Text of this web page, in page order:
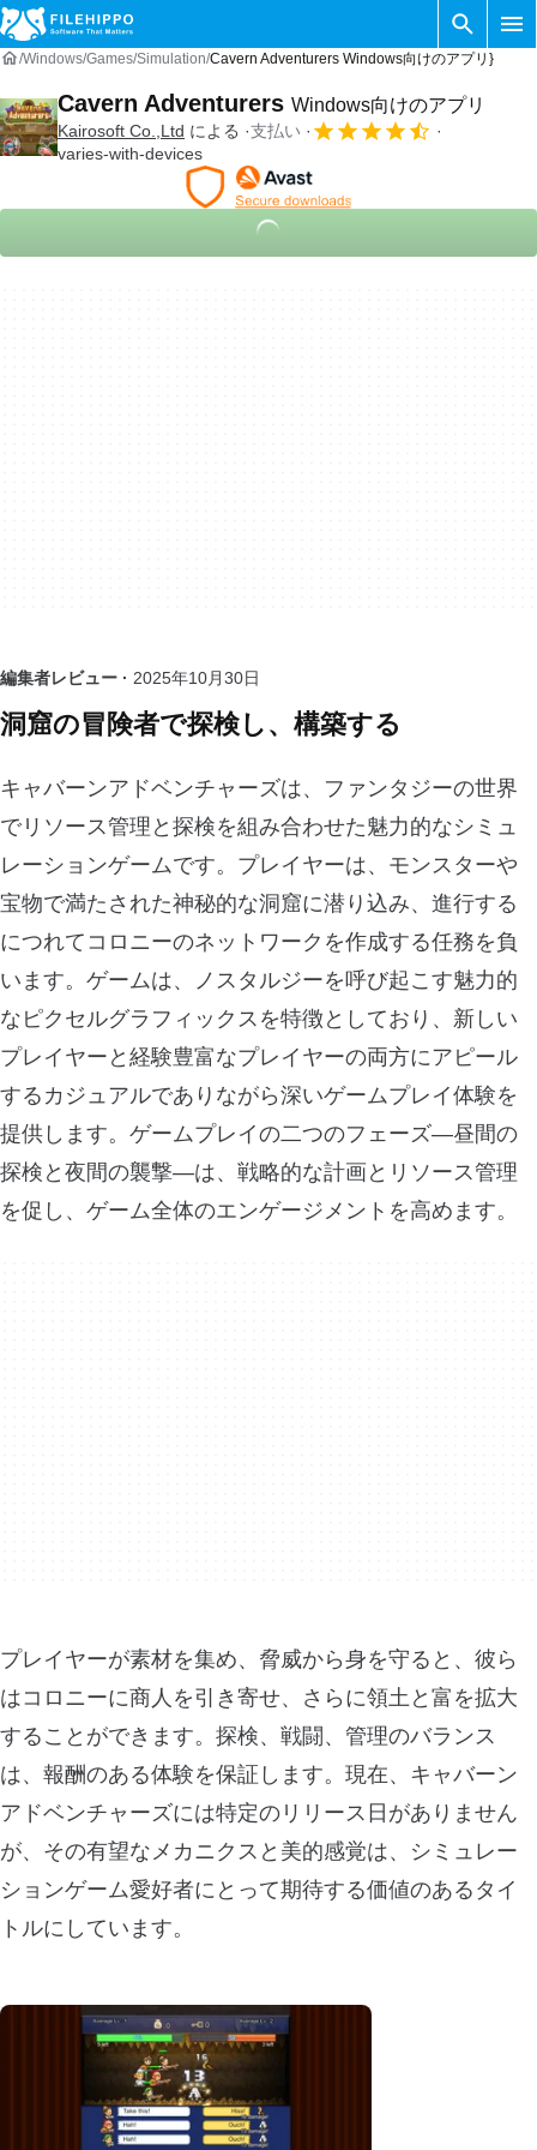
Windows Games Simulation Cavern Adventurers Windows向けのアプリ}
Cavern Adventurers Windows向けのアプリ
Kairosoft Co.,Ltd による
支払い
varies-with-devices
編集者レビュー · 2025年10月30日
洞窟の冒険者で探検し、構築する
キャバーンアドベンチャーズは、ファンタジーの世界
でリソース管理と探検を組み合わせた魅力的なシミュ
レーションゲームです。プレイヤーは、モンスターや
宝物で満たされた神秘的な洞窟に潜り込み、進行する
につれてコロニーのネットワークを作成する任務を負
います。ゲームは、ノスタルジーを呼び起こす魅力的
なピクセルグラフィックスを特徴としており、新しい
プレイヤーと経験豊富なプレイヤーの両方にアピール
するカジュアルでありながら深いゲームプレイ体験を
提供します。ゲームプレイの二つのフェーズ—昼間の
探検と夜間の襲撃—は、戦略的な計画とリソース管理
を促し、ゲーム全体のエンゲージメントを高めます。
プレイヤーが素材を集め、脅威から身を守ると、彼ら
はコロニーに商人を引き寄せ、さらに領土と富を拡大
することができます。探検、戦闘、管理のバランス
は、報酬のある体験を保証します。現在、キャバーン
アドベンチャーズには特定のリリース日がありません
が、その有望なメカニクスと美的感覚は、シミュレー
ションゲーム愛好者にとって期待する価値のあるタイ
トルにしています。